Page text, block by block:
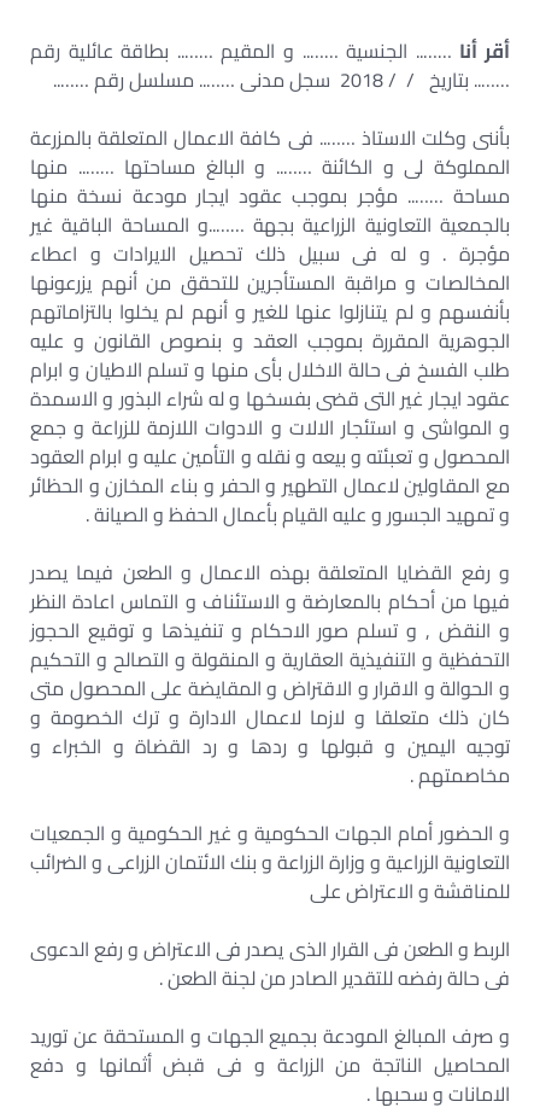
أقر أنا …….. الجنسية …….. و المقيم …….. بطاقة عائلية رقم
…….. بتاريخ / / 2018 سجل مدنى …….. مسلسل رقم ……..
بأننى وكلت الاستاذ …….. فى كافة الاعمال المتعلقة بالمزرعة
المملوكة لى و الكائنة …….. و البالغ مساحتها …….. منها
مساحة …….. مؤجر بموجب عقود ايجار مودعة نسخة منها
بالجمعية التعاونية الزراعية بجهة ……..و المساحة الباقية غير
مؤجرة . و له فى سبيل ذلك تحصيل الايرادات و اعطاء
المخالصات و مراقبة المستأجرين للتحقق من أنهم يزرعونها
بأنفسهم و لم يتنازلوا عنها للغير و أنهم لم يخلوا بالتزاماتهم
الجوهرية المقررة بموجب العقد و بنصوص القانون و عليه
طلب الفسخ فى حالة الاخلال بأى منها و تسلم الاطيان و ابرام
عقود ايجار غير التى قضى بفسخها و له شراء البذور و الاسمدة
و المواشى و استئجار الالات و الادوات اللازمة للزراعة و جمع
المحصول و تعبئته و بيعه و نقله و التأمين عليه و ابرام العقود
مع المقاولين لاعمال التطهير و الحفر و بناء المخازن و الحظائر
و تمهيد الجسور و عليه القيام بأعمال الحفظ و الصيانة .
و رفع القضايا المتعلقة بهذه الاعمال و الطعن فيما يصدر
فيها من أحكام بالمعارضة و الاستئناف و التماس اعادة النظر
و النقض , و تسلم صور الاحكام و تنفيذها و توقيع الحجوز
التحفظية و التنفيذية العقارية و المنقولة و التصالح و التحكيم
و الحوالة و الاقرار و الاقتراض و المقايضة على المحصول متى
كان ذلك متعلقا و لازما لاعمال الادارة و ترك الخصومة و
توجيه اليمين و قبولها و ردها و رد القضاة و الخبراء و
مخاصمتهم .
و الحضور أمام الجهات الحكومية و غير الحكومية و الجمعيات
التعاونية الزراعية و وزارة الزراعة و بنك الائتمان الزراعى و الضرائب
للمناقشة و الاعتراض على
الربط و الطعن فى القرار الذى يصدر فى الاعتراض و رفع الدعوى
فى حالة رفضه للتقدير الصادر من لجنة الطعن .
و صرف المبالغ المودعة بجميع الجهات و المستحقة عن توريد
المحاصيل الناتجة من الزراعة و فى قبض أثمانها و دفع
الامانات و سحبها .